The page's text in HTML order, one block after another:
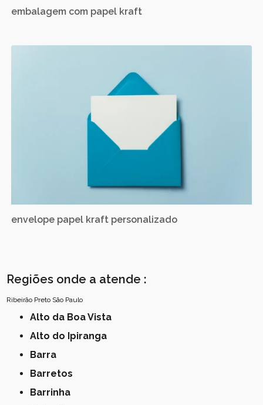
embalagem com papel kraft
envelope papel kraft personalizado
Regiões onde a atende :
Ribeirão Preto São Paulo
Alto da Boa Vista
Alto do Ipiranga
Barra
Barretos
Barrinha